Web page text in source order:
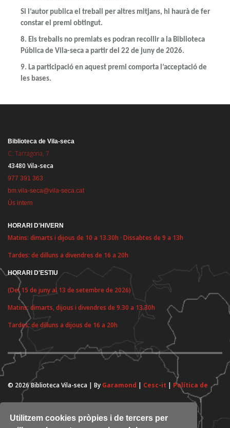
Utilitzem cookies pròpies i de tercers per
Si l’autor publica el treball per altres mitjans, hi haurà de fer
constar el premi obtingut.
8. Els treballs no premiats es podran recollir a la Biblioteca
Pública de Vila-seca a partir del 22 de juny de 2026.
9. La participació en aquest premi comporta l’acceptació de
les bases.
Biblioteca de Vila-seca
C. Tarragona, 7
43480 Vila-seca
977 391 363
bm.vila-seca@vila-seca.cat
Ús intern
HORARI D'HIVERN
Matins: dimarts i dijous de 10 a 13.30h · Dissabtes de 9 a 13h
Tardes: de dilluns a divendres de 16 a 20h
HORARI D'ESTIU
(Del 15 de juny al 13 de setembre de 2026)
Matins: dimarts, dijous i divendres de 9.30 a 13.30h
Tardes: de dilluns a dijous de 16 a 20h
© 2026 Biblioteca Vila-seca | By Garamond | Cesc-it | Política de